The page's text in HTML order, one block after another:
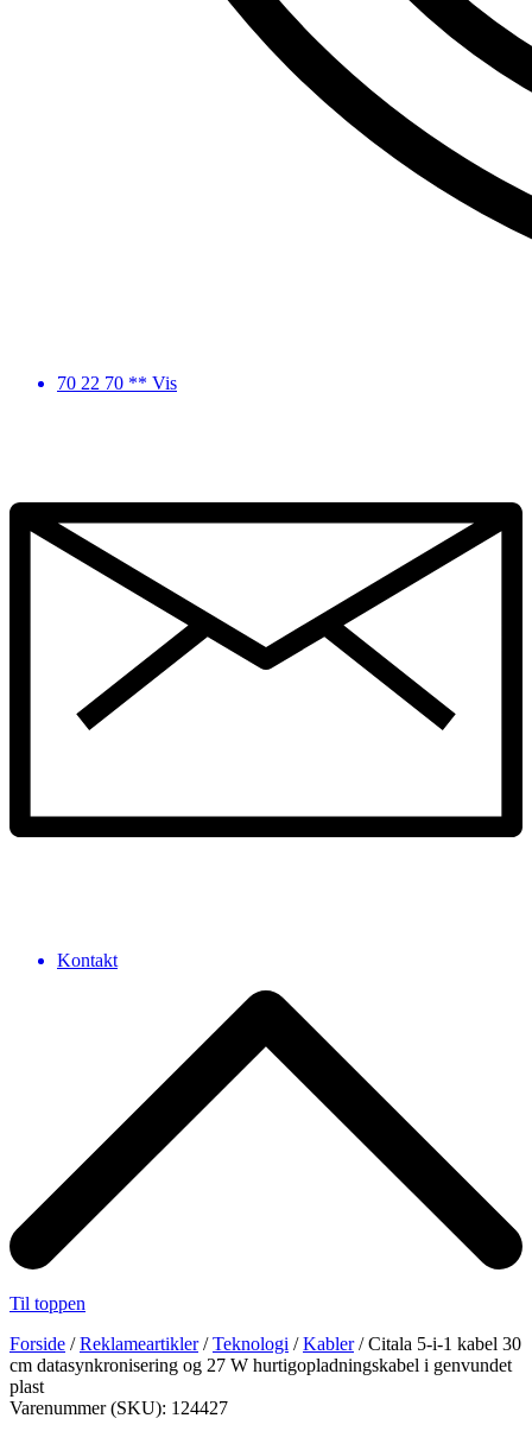
70 22 70 ** Vis
Kontakt
Til toppen
Forside /Reklameartikler/Teknologi /Kabler/ Citala 5-i-1 kabel 30
cm datasynkronisering og 27 W hurtigopladningskabel i genvundet
plast
Varenummer (SKU): 124427